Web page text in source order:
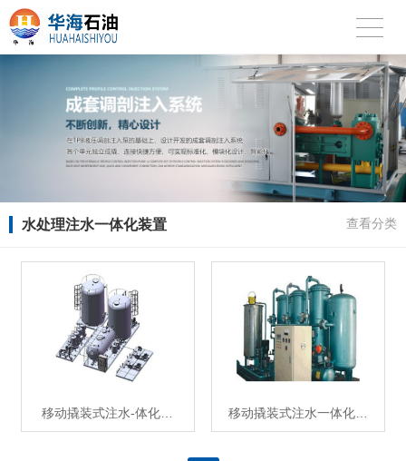
水处理注水一体化装置 查看分类
移动撬装式注水-体化… 移动撬装式注水一体化…